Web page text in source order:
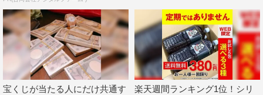
宝くじが当たる人にだけ共通す
楽天週間ランキング1位！シリ